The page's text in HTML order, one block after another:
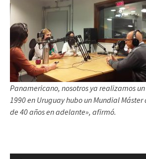
Panamericano, nosotros ya realizamos
1990 en Uruguay hubo un Mundial
de 40 años en adelante», afirmó.